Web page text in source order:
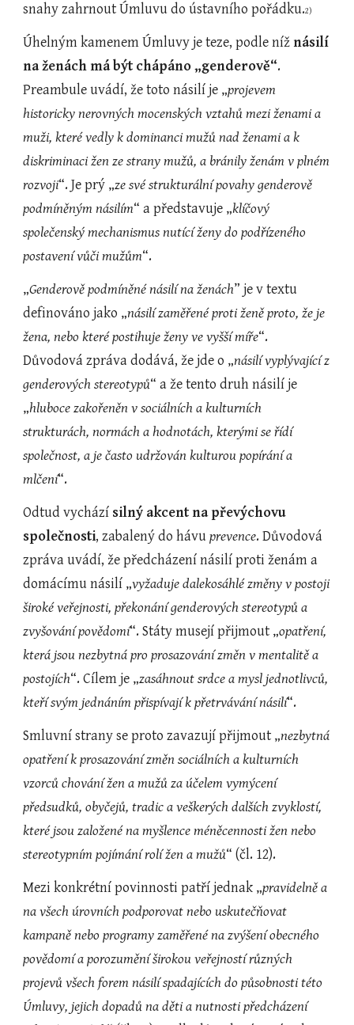
snahy zahrnout Úmluvu do ústavního pořádku.2)
Úhelným kamenem Úmluvy je teze, podle níž násilí
na ženách má být chápáno „genderově“.
Preambule uvádí, že toto násilí je „projevem
historicky nerovných mocenských vztahů mezi ženami a
muži, které vedly k dominanci mužů nad ženami a k
diskriminaci žen ze strany mužů, a bránily ženám v plném
rozvoji“. Je prý „ze své strukturální povahy genderově
podmíněným násilím“ a představuje „klíčový
společenský mechanismus nutící ženy do podřízeného
postavení vůči mužům“.
„Genderově podmíněné násilí na ženách” je v textu
definováno jako „násilí zaměřené proti ženě proto, že je
žena, nebo které postihuje ženy ve vyšší míře“.
Důvodová zpráva dodává, že jde o „násilí vyplývající z
genderových stereotypů“ a že tento druh násilí je
„hluboce zakořeněn v sociálních a kulturních
strukturách, normách a hodnotách, kterými se řídí
společnost, a je často udržován kulturou popírání a
mlčení“.
Odtud vychází silný akcent na převýchovu
společnosti, zabalený do hávu prevence. Důvodová
zpráva uvádí, že předcházení násilí proti ženám a
domácímu násilí „vyžaduje dalekosáhlé změny v postoji
široké veřejnosti, překonání genderových stereotypů a
zvyšování povědomí“. Státy musejí přijmout „opatření,
která jsou nezbytná pro prosazování změn v mentalitě a
postojích“. Cílem je „zasáhnout srdce a mysl jednotlivců,
kteří svým jednáním přispívají k přetrvávání násilí“.
Smluvní strany se proto zavazují přijmout „nezbytná
opatření k prosazování změn sociálních a kulturních
vzorců chování žen a mužů za účelem vymýcení
předsudků, obyčejů, tradic a veškerých dalších zvyklostí,
které jsou založené na myšlence méněcennosti žen nebo
stereotypním pojímání rolí žen a mužů“ (čl. 12).
Mezi konkrétní povinnosti patří jednak „pravidelně a
na všech úrovních podporovat nebo uskutečňovat
kampaně nebo programy zaměřené na zvýšení obecného
povědomí a porozumění širokou veřejností různých
projevů všech forem násilí spadajících do působnosti této
Úmluvy, jejich dopadů na děti a nutnosti předcházení